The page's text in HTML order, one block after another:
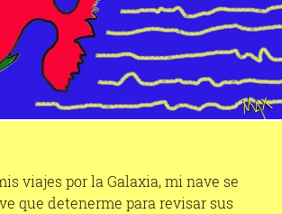
viajes por la Galaxia, mi nave se
que detenerme para revisar sus